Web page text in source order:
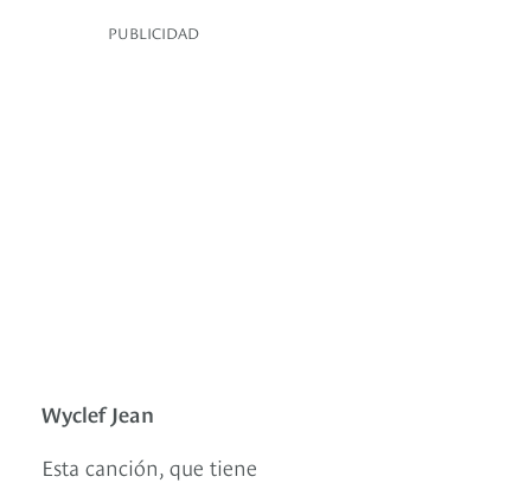
PUBLICIDAD
Wyclef Jean
Esta canción, que tiene